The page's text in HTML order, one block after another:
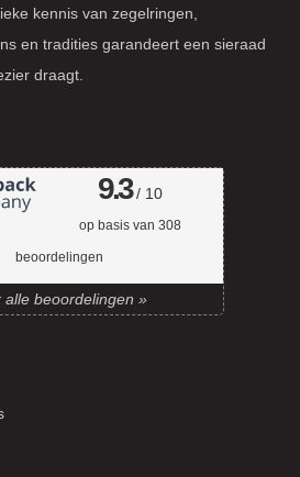
kennis van zegelringen,
en tradities garandeert een sieraad
draagt.
9.3/ 10
op basis van 308
beoordelingen
alle beoordelingen »